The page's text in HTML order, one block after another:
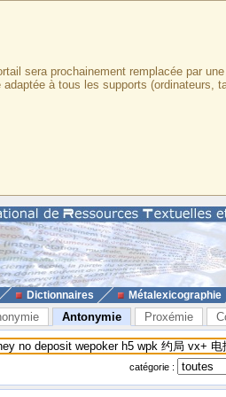
sera prochainement remplacée par
à tous les supports (ordinateurs,
Dictionnaires Métalexicographie
Antonymie Proxémie
catégorie :